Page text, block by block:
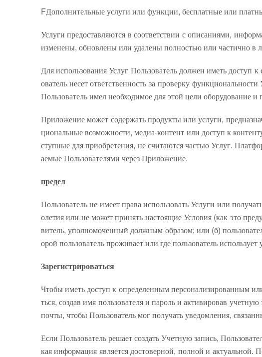
FДополнительные услуги или функции, бесплатные или
Услуги предоставляются в соответствии с описаниями,
изменены, обновлены или удалены полностью или частично в
Для использования Услуг Пользователь должен иметь доступ
ователь несет ответственность за проверку
Пользователь имел необходимое для этой цели оборудование
Приложение может содержать продукты или услуги,
циональные возможности, медиа-контент или доступ к
ступные для приобретения, не считаются частью Услуг.
аемые Пользователями через Приложение.
предел
Пользователь не имеет права использовать Услуги или
олетия или не может принять настоящие Условия (как это
витель, уполномоченный должным образом; или (б)
орой пользователь проживает или где пользователь использует
Зарегистрироваться
Чтобы иметь доступ к определенным персонализированным
ться, создав имя пользователя и пароль и активировав
почты, чтобы Пользователь мог получать уведомления,
Если Пользователь решает создать Учетную запись,
кая информация является достоверной, полной и актуальной.